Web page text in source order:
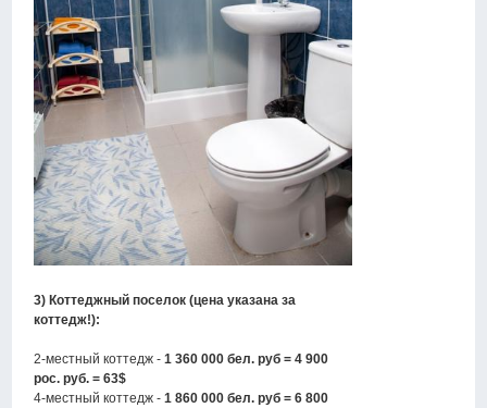
3) Коттеджный поселок (цена указана за
коттедж!):
2-местный коттедж -1 360 000 бел. руб = 4 900
рос. руб. = 63$
4-местный коттедж -1 860 000 бел. руб = 6 800